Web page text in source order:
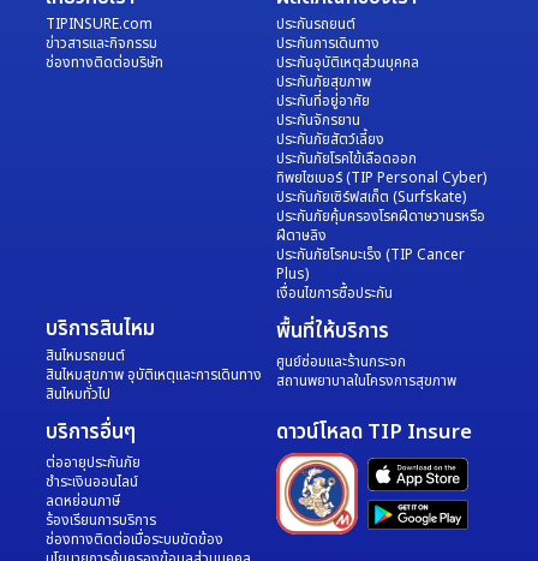
TIPINSURE.com
ข่าวสารและกิจกรรม
ช่องทางติดต่อบริษัท
ประกันรถยนต์
ประกันการเดินทาง
ประกันอุบัติเหตุส่วนบุคคล
ประกันภัยสุขภาพ
ประกันที่อยู่อาศัย
ประกันจักรยาน
ประกันภัยสัตว์เลี้ยง
ประกันภัยโรคไข้เลือดออก
ทิพยไซเบอร์ (TIP Personal Cyber)
ประกันภัยเซิร์ฟสเก็ต (Surfskate)
ประกันภัยคุ้มครองโรคฝีดาษวานรหรือ
ฝีดาษลิง
ประกันภัยโรคมะเร็ง (TIP Cancer
Plus)
เงื่อนไขการซื้อประกัน
บริการสินไหม
สินไหมรถยนต์
สินไหมสุขภาพ อุบัติเหตุและการเดินทาง
สินไหมทั่วไป
พื้นที่ให้บริการ
ศูนย์ซ่อมและร้านกระจก
สถานพยาบาลในโครงการสุขภาพ
บริการอื่นๆ
ต่ออายุประกันภัย
ชำระเงินออนไลน์
ลดหย่อนภาษี
ร้องเรียนการบริการ
ช่องทางติดต่อเมื่อระบบขัดข้อง
ดาวน์โหลด TIP Insure